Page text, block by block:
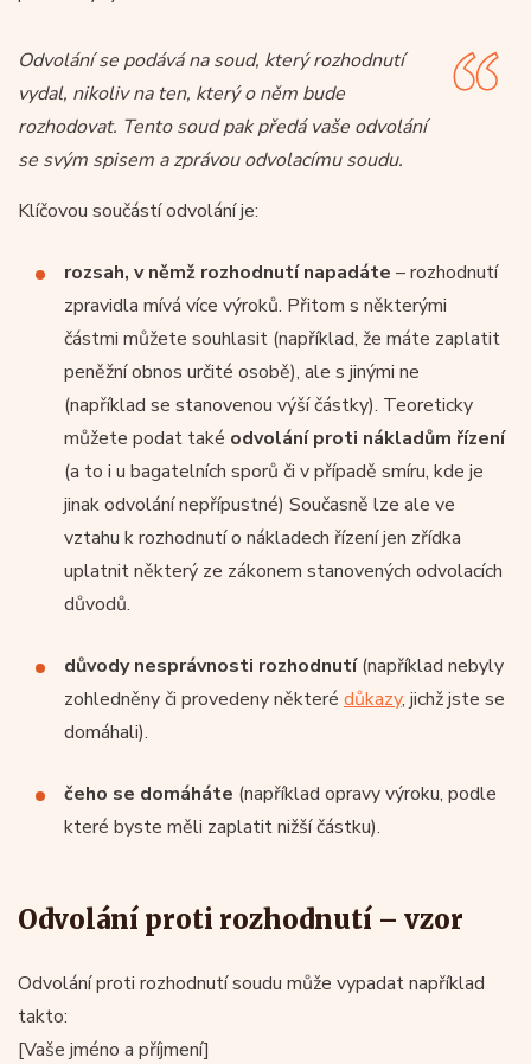
Odvolání se podává na soud, který rozhodnutí
vydal, nikoliv na ten, který o něm bude
rozhodovat. Tento soud pak předá vaše odvolání
se svým spisem a zprávou odvolacímu soudu.
Klíčovou součástí odvolání je:
rozsah, v němž rozhodnutí napadáte – rozhodnutí
zpravidla mívá více výroků. Přitom s některými
částmi můžete souhlasit (například, že máte zaplatit
peněžní obnos určité osobě), ale s jinými ne
(například se stanovenou výší částky). Teoreticky
můžete podat také odvolání proti nákladům řízení
(a to i u bagatelních sporů či v případě smíru, kde je
jinak odvolání nepřípustné) Současně lze ale ve
vztahu k rozhodnutí o nákladech řízení jen zřídka
uplatnit některý ze zákonem stanovených odvolacích
důvodů.
důvody nesprávnosti rozhodnutí(například nebyly
zohledněny či provedeny některé důkazy, jichž jste se
domáhali).
čeho se domáháte (například opravy výroku, podle
které byste měli zaplatit nižší částku).
Odvolání proti rozhodnutí – vzor
Odvolání proti rozhodnutí soudu může vypadat například
takto:
[Vaše jméno a příjmení]